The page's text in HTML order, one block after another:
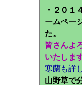
・２０１
ームペー
た。
皆さんよ
いたします
寒蘭も詳
山野草で